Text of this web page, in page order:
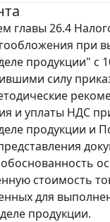
главы 26.4
при
продукции" с
силу
и уплаты НДС
продукции и
стоимость
для
продукции.